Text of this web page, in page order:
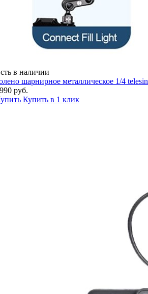
в наличии
шарнирное металлическое 1/4 telesin
руб.
Купить в 1 клик